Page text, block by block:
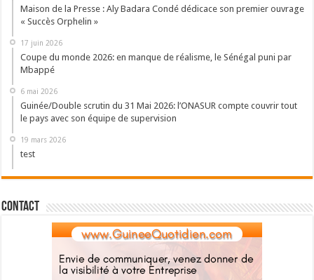
Maison de la Presse : Aly Badara Condé dédicace son premier ouvrage
« Succès Orphelin »
17 juin 2026
Coupe du monde 2026: en manque de réalisme, le Sénégal puni par
Mbappé
6 mai 2026
Guinée/Double scrutin du 31 Mai 2026: l’ONASUR compte couvrir tout
le pays avec son équipe de supervision
19 mars 2026
test
Contact